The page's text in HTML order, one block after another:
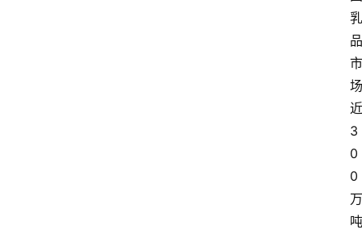
乳
品
市
场
近
3
0
0
万
吨